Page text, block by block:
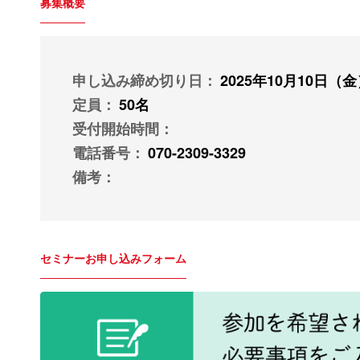
申し込み締め切り日
2025年10月10日（
定員
50名
受付開始時間
電話番号
070-2309-3329
備考
セミナーお申し込みフォーム